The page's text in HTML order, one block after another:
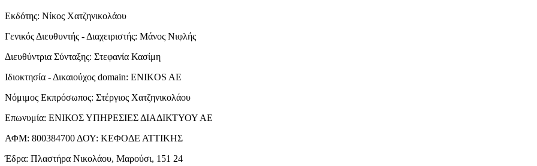
Εκδότης: Νίκος Χατζηνικολάου
Γενικός Διευθυντής - Διαχειριστής: Μάνος Νιφλής
Διευθύντρια Σύνταξης: Στεφανία Κασίμη
Ιδιοκτησία - Δικαιούχος domain: ENIKOS AE
Νόμιμος Εκπρόσωπος: Στέργιος Χατζηνικολάου
Επωνυμία: ΕΝΙΚΟΣ ΥΠΗΡΕΣΙΕΣ ΔΙΑΔΙΚΤΥΟΥ ΑΕ
ΑΦΜ: 800384700 ΔΟΥ: ΚΕΦΟΔΕ ΑΤΤΙΚΗΣ
Έδρα: Πλαστήρα Νικολάου, Μαρούσι, 151 24